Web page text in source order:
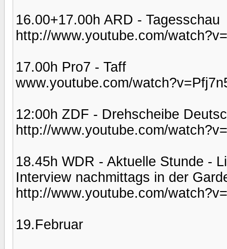
16.00+17.00h ARD - Tagesschau
http://www.youtube.com/
17.00h Pro7 - Taff
www.youtube.com/
12:00h ZDF - Drehscheibe
http://www.youtube.com/
18.45h WDR - Aktuelle Stunde -
Interview nachmittags in der
http://www.youtube.com/
19.Februar